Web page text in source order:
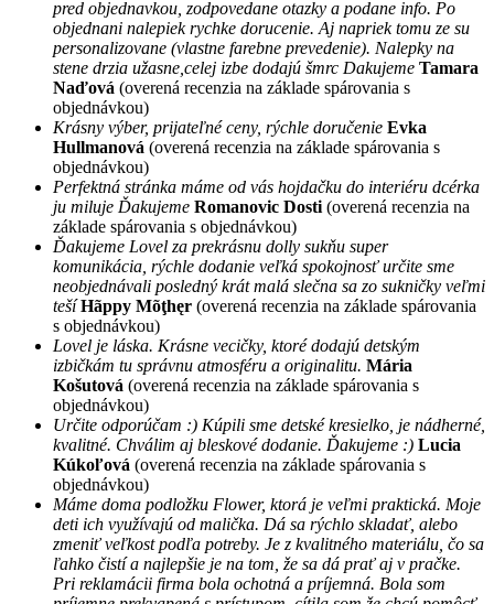
pred objednavkou, zodpovedane otazky a podane info. Po
objednani nalepiek rychke dorucenie. Aj napriek tomu ze su
personalizovane (vlastne farebne prevedenie). Nalepky na
stene drzia užasne,celej izbe dodajú šmrc Dakujeme Tamara
Naďová (overená recenzia na základe spárovania s
objednávkou)
Krásny výber, prijateľné ceny, rýchle doručenie Evka
Hullmanová (overená recenzia na základe spárovania s
objednávkou)
Perfektná stránka máme od vás hojdačku do interiéru dcérka
ju miluje Ďakujeme Romanovic Dosti (overená recenzia na
základe spárovania s objednávkou)
Ďakujeme Lovel za prekrásnu dolly sukňu super
komunikácia, rýchle dodanie veľká spokojnosť určite sme
neobjednávali posledný krát malá slečna sa zo sukničky veľmi
tešíHãppy Mõţhęr (overená recenzia na základe spárovania
s objednávkou)
Lovel je láska. Krásne vecičky, ktoré dodajú detským
izbičkám tu správnu atmosféru a originalitu. Mária
Košutová (overená recenzia na základe spárovania s
objednávkou)
Určite odporúčam :) Kúpili sme detské kresielko, je nádherné,
kvalitné. Chválim aj bleskové dodanie. Ďakujeme :) Lucia
Kúkoľová (overená recenzia na základe spárovania s
objednávkou)
Máme doma podložku Flower, ktorá je veľmi praktická. Moje
deti ich využívajú od malička. Dá sa rýchlo skladať, alebo
zmeniť veľkost podľa potreby. Je z kvalitného materiálu, čo sa
ľahko čistí a najlepšie je na tom, že sa dá prať aj v pračke.
Pri reklamácii firma bola ochotná a príjemná. Bola som